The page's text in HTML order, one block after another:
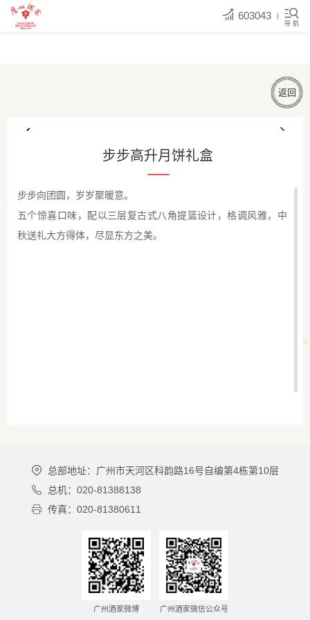
603043
导 航
返回
步步高升月饼礼盒
步步向团圆，岁岁聚暖意。
五个惊喜口味，配以三层复古式八角提篮设计，格调风雅，中
秋送礼大方得体，尽显东方之美。
总部地址：广州市天河区科韵路16号自编第4栋第10层
总机：020-81388138
传真：020-81380611
广州酒家微博 广州酒家微信公众号